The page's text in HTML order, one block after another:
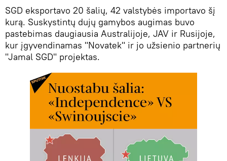
SGD eksportavo 20 šalių, 42 valstybės importavo šį
kurą. Suskystintų dujų gamybos augimas buvo
pastebimas daugiausia Australijoje, JAV ir Rusijoje,
kur įgyvendinamas "Novatek" ir jo užsienio partnerių
"Jamal SGD" projektas.